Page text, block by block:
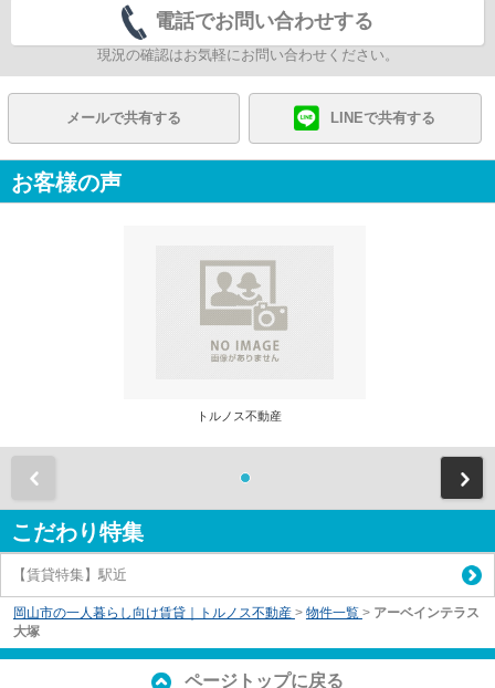
電話でお問い合わせする
現況の確認はお気軽にお問い合わせください。
メールで共有する LINEで共有する
お客様の声
トルノス不動産
こだわり特集
【賃貸特集】駅近
岡山市の一人暮らし向け賃貸｜トルノス不動産 > 物件一覧 > アーベインテラス
大塚
ページトップに戻る